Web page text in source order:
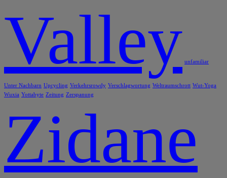
Valley unfamiliar
Unter Nachbarn Upcycling Verkehrsrowdy Verschlagwortung Weltraumschrott Wut-Yoga
Wuxia Yottabyte Zeitung Zerspanung
Zidane